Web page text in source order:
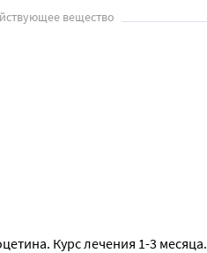
вещество
Курс лечения 1-3 месяца.